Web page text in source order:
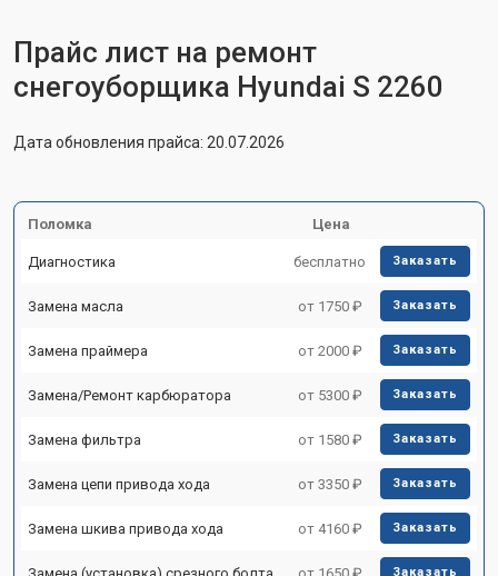
Прайс лист на ремонт
снегоуборщика Hyundai S 2260
Дата обновления прайса: 20.07.2026
Поломка Цена
Диагностика бесплатно Заказать
Замена масла от 1750 ₽ Заказать
Замена праймера от 2000 ₽ Заказать
Замена/Pемонт карбюратора от 5300 ₽ Заказать
Замена фильтра от 1580 ₽ Заказать
Замена цепи привода хода от 3350 ₽ Заказать
Замена шкива привода хода от 4160 ₽ Заказать
Замена (установка) срезного болта от 1650 ₽ Заказать